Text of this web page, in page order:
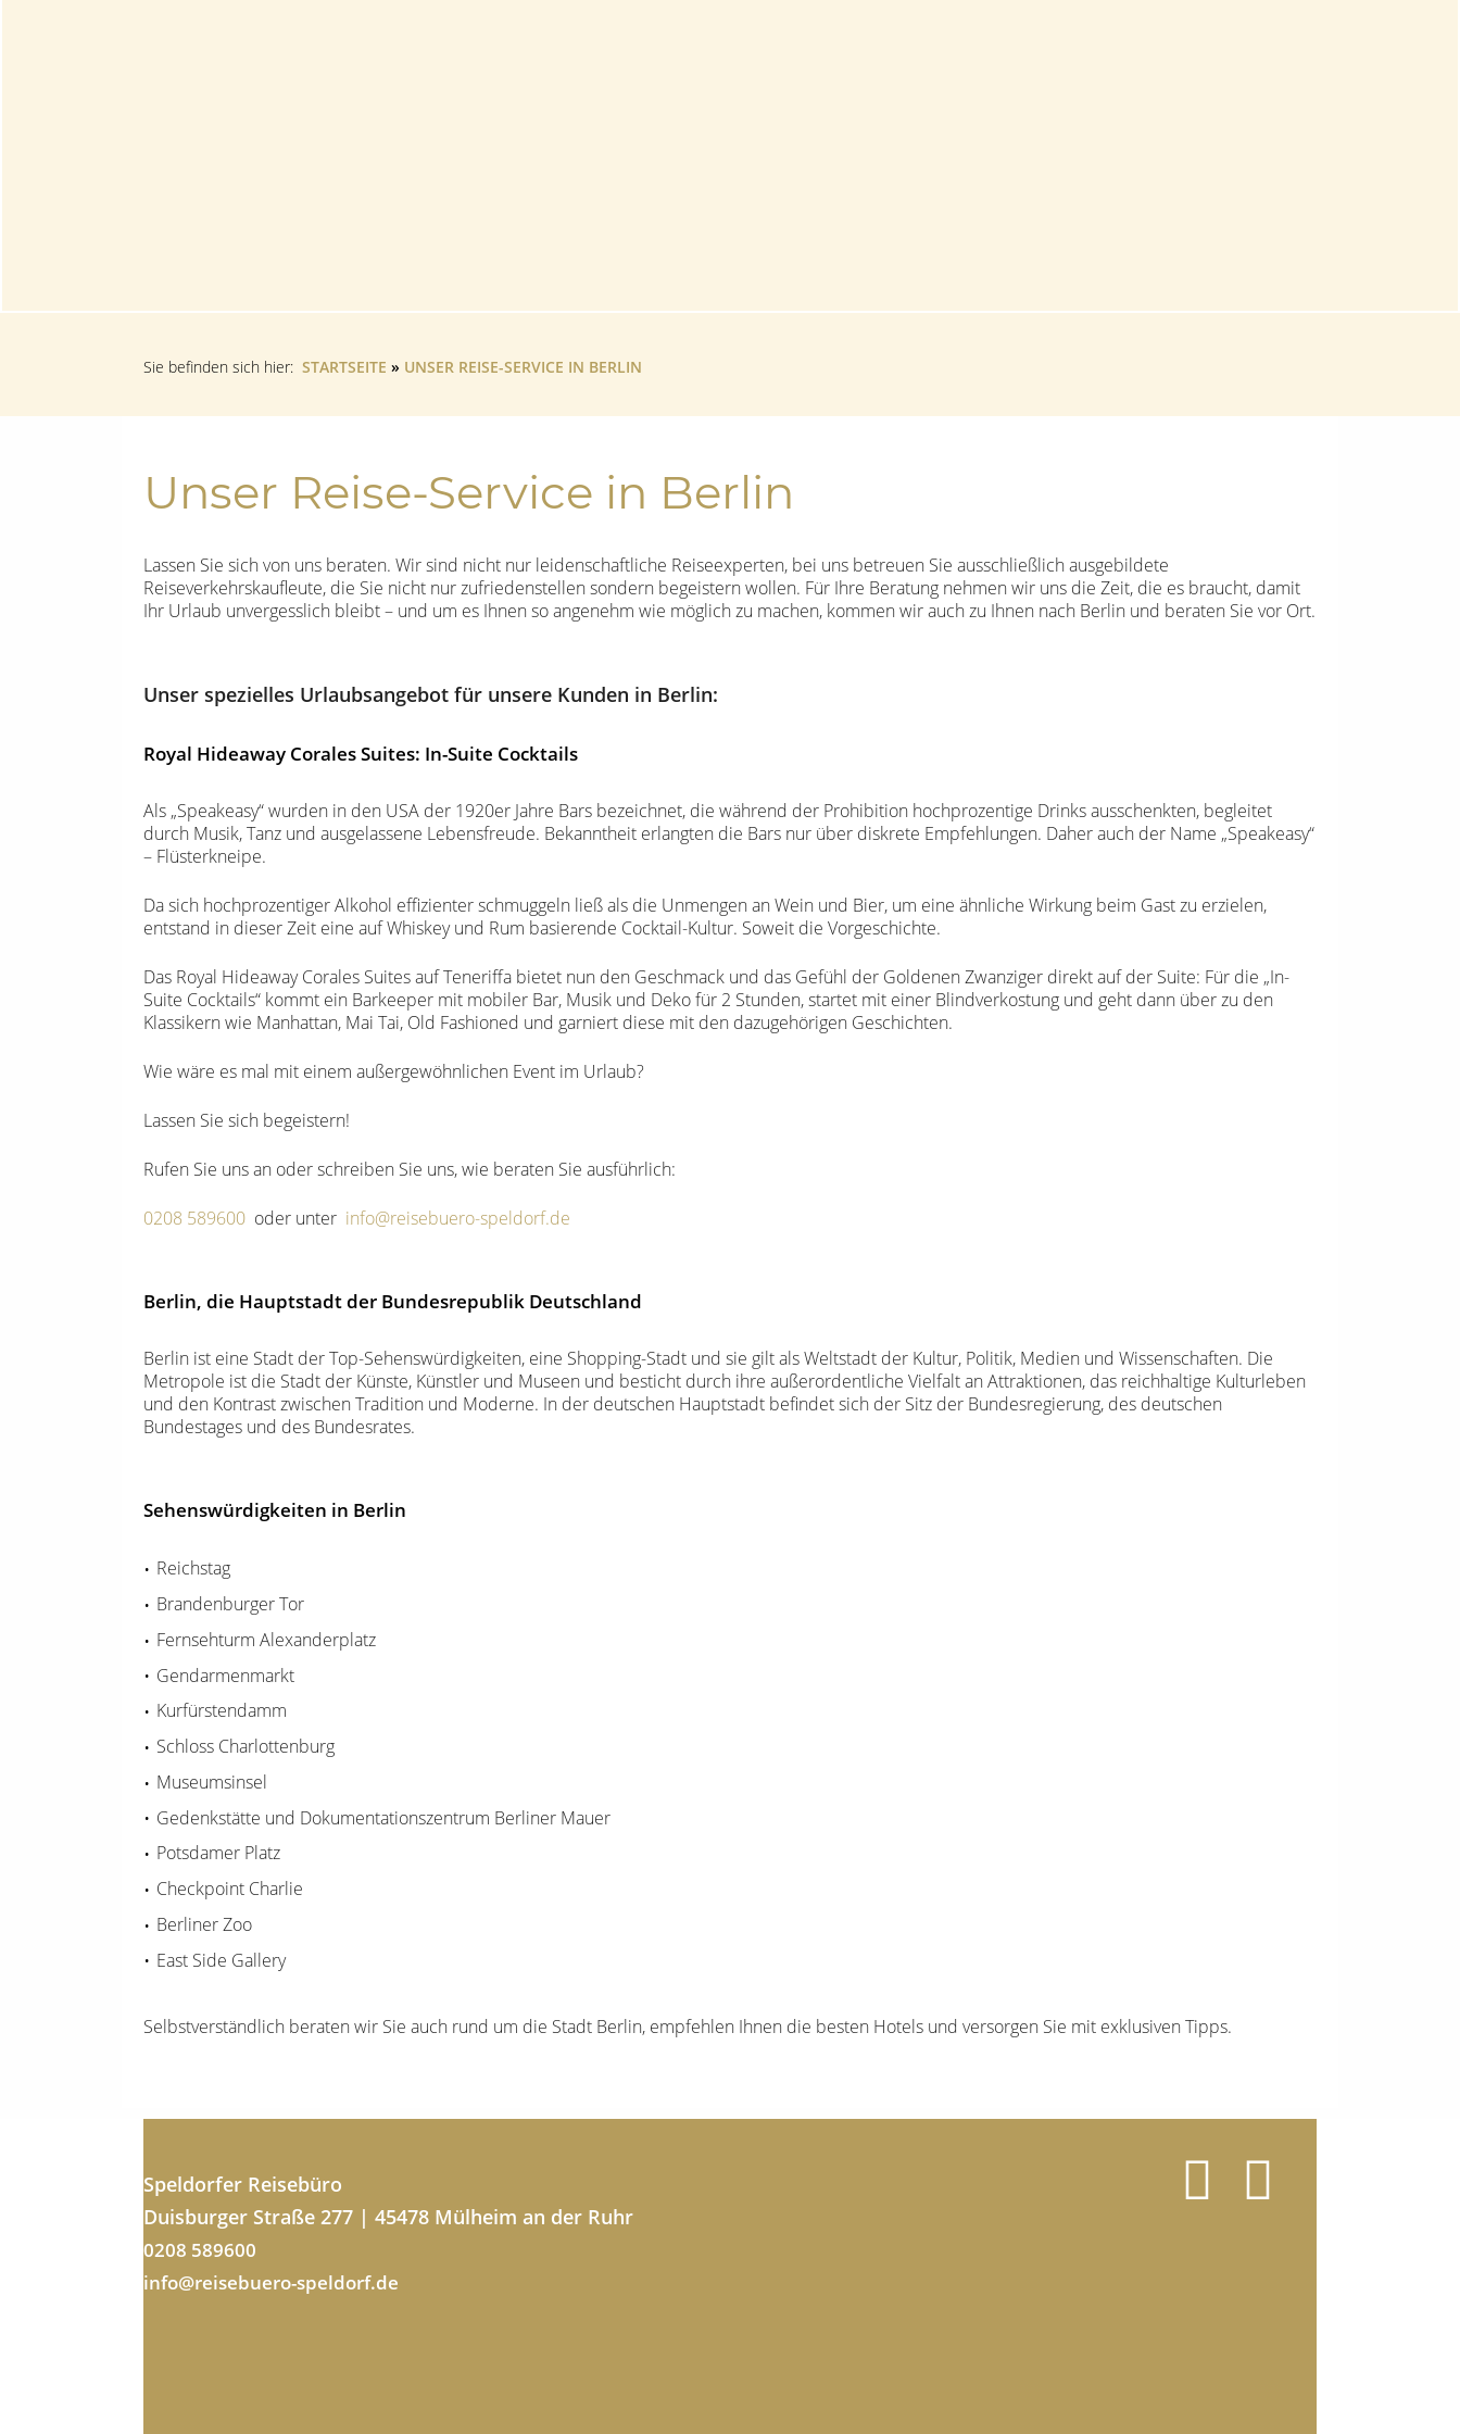
Sie befinden sich hier: STARTSEITE » UNSER REISE-SERVICE IN BERLIN
Unser Reise-Service in Berlin
Lassen Sie sich von uns beraten. Wir sind nicht nur leidenschaftliche Reiseexperten, bei uns betreuen Sie ausschließlich ausgebildete
Reiseverkehrskaufleute, die Sie nicht nur zufriedenstellen sondern begeistern wollen. Für Ihre Beratung nehmen wir uns die Zeit, die es braucht, damit
Ihr Urlaub unvergesslich bleibt – und um es Ihnen so angenehm wie möglich zu machen, kommen wir auch zu Ihnen nach Berlin und beraten Sie vor Ort.
Unser spezielles Urlaubsangebot für unsere Kunden in Berlin:
Royal Hideaway Corales Suites: In-Suite Cocktails
Als „Speakeasy“ wurden in den USA der 1920er Jahre Bars bezeichnet, die während der Prohibition hochprozentige Drinks ausschenkten, begleitet
durch Musik, Tanz und ausgelassene Lebensfreude. Bekanntheit erlangten die Bars nur über diskrete Empfehlungen. Daher auch der Name „Speakeasy“
– Flüsterkneipe.
Da sich hochprozentiger Alkohol effizienter schmuggeln ließ als die Unmengen an Wein und Bier, um eine ähnliche Wirkung beim Gast zu erzielen,
entstand in dieser Zeit eine auf Whiskey und Rum basierende Cocktail-Kultur. Soweit die Vorgeschichte.
Das Royal Hideaway Corales Suites auf Teneriffa bietet nun den Geschmack und das Gefühl der Goldenen Zwanziger direkt auf der Suite: Für die „In-
Suite Cocktails“ kommt ein Barkeeper mit mobiler Bar, Musik und Deko für 2 Stunden, startet mit einer Blindverkostung und geht dann über zu den
Klassikern wie Manhattan, Mai Tai, Old Fashioned und garniert diese mit den dazugehörigen Geschichten.
Wie wäre es mal mit einem außergewöhnlichen Event im Urlaub?
Lassen Sie sich begeistern!
Rufen Sie uns an oder schreiben Sie uns, wie beraten Sie ausführlich:
0208 589600 oder unter info@reisebuero-speldorf.de
Berlin, die Hauptstadt der Bundesrepublik Deutschland
Berlin ist eine Stadt der Top-Sehenswürdigkeiten, eine Shopping-Stadt und sie gilt als Weltstadt der Kultur, Politik, Medien und Wissenschaften. Die
Metropole ist die Stadt der Künste, Künstler und Museen und besticht durch ihre außerordentliche Vielfalt an Attraktionen, das reichhaltige Kulturleben
und den Kontrast zwischen Tradition und Moderne. In der deutschen Hauptstadt befindet sich der Sitz der Bundesregierung, des deutschen
Bundestages und des Bundesrates.
Sehenswürdigkeiten in Berlin
Reichstag
Brandenburger Tor
Fernsehturm Alexanderplatz
Gendarmenmarkt
Kurfürstendamm
Schloss Charlottenburg
Museumsinsel
Gedenkstätte und Dokumentationszentrum Berliner Mauer
Potsdamer Platz
Checkpoint Charlie
Berliner Zoo
East Side Gallery
Selbstverständlich beraten wir Sie auch rund um die Stadt Berlin, empfehlen Ihnen die besten Hotels und versorgen Sie mit exklusiven Tipps.
Speldorfer Reisebüro
Duisburger Straße 277 | 45478 Mülheim an der Ruhr
0208 589600
info@reisebuero-speldorf.de